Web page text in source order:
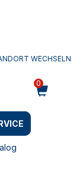
WECHSELN
0